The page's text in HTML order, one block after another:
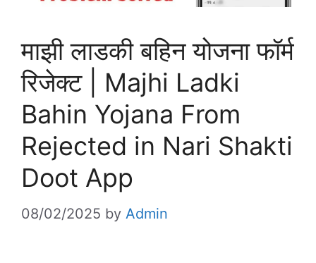
माझी लाडकी बहिन योजना फॉर्म
रिजेक्ट | Majhi Ladki
Bahin Yojana From
Rejected in Nari Shakti
Doot App
08/02/2025 by Admin